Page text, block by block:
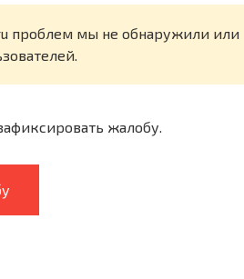
проблем мы не обнаружили или
жалобу.